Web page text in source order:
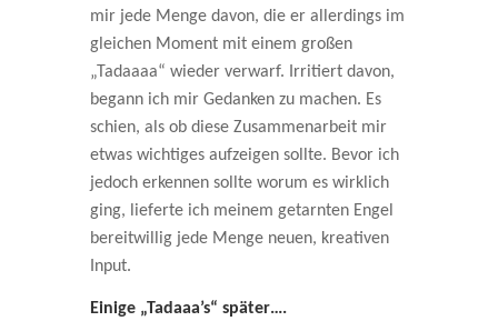
mir jede Menge davon, die er allerdings im
gleichen Moment mit einem großen
„Tadaaaa“ wieder verwarf. Irritiert davon,
begann ich mir Gedanken zu machen. Es
schien, als ob diese Zusammenarbeit mir
etwas wichtiges aufzeigen sollte. Bevor ich
jedoch erkennen sollte worum es wirklich
ging, lieferte ich meinem getarnten Engel
bereitwillig jede Menge neuen, kreativen
Input.
Einige „Tadaaa’s“ später….